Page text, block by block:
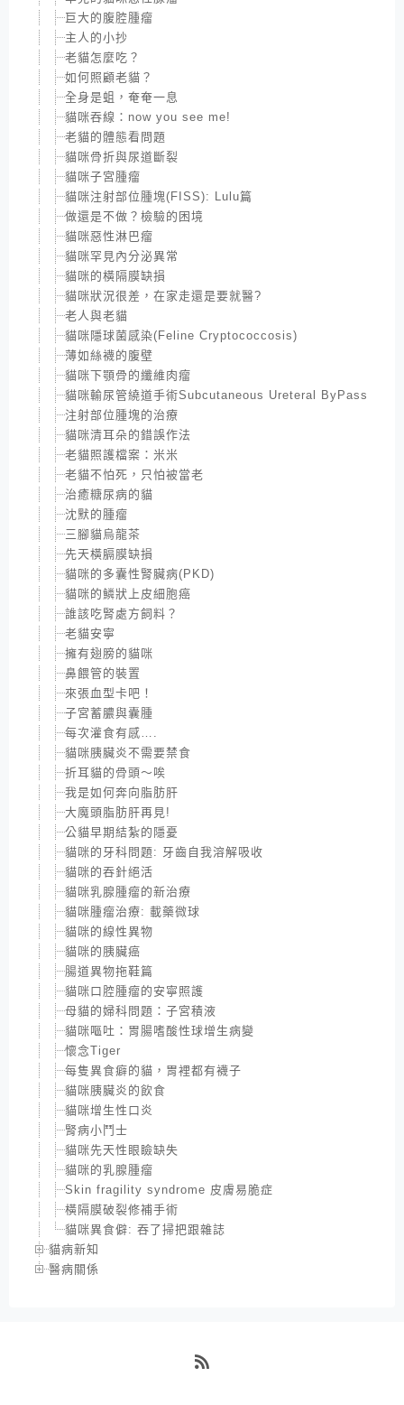
巨大的腹腔腫瘤
主人的小抄
老貓怎麼吃？
如何照顧老貓？
全身是蛆，奄奄一息
貓咪吞線：now you see me!
老貓的體態看問題
貓咪骨折與尿道斷裂
貓咪子宮腫瘤
貓咪注射部位腫塊(FISS): Lulu篇
做還是不做？檢驗的困境
貓咪惡性淋巴瘤
貓咪罕見內分泌異常
貓咪的橫隔膜缺損
貓咪狀況很差，在家走還是要就醫?
老人與老貓
貓咪隱球菌感染(Feline Cryptococcosis)
薄如絲襪的腹壁
貓咪下顎骨的纖維肉瘤
貓咪輸尿管繞道手術Subcutaneous Ureteral ByPass
注射部位腫塊的治療
貓咪清耳朵的錯誤作法
老貓照護檔案：米米
老貓不怕死，只怕被當老
治癒糖尿病的貓
沈默的腫瘤
三腳貓烏龍茶
先天橫膈膜缺損
貓咪的多囊性腎臟病(PKD)
貓咪的鱗狀上皮細胞癌
誰該吃腎處方飼料？
老貓安寧
擁有翅膀的貓咪
鼻餵管的裝置
來張血型卡吧！
子宮蓄膿與囊腫
每次灌食有感….
貓咪胰臟炎不需要禁食
折耳貓的骨頭～唉
我是如何奔向脂肪肝
大魔頭脂肪肝再見!
公貓早期結紮的隱憂
貓咪的牙科問題: 牙齒自我溶解吸收
貓咪的吞針絕活
貓咪乳腺腫瘤的新治療
貓咪腫瘤治療: 載藥微球
貓咪的線性異物
貓咪的胰臟癌
腸道異物拖鞋篇
貓咪口腔腫瘤的安寧照護
母貓的婦科問題：子宮積液
貓咪嘔吐：胃腸嗜酸性球增生病變
懷念Tiger
每隻異食癖的貓，胃裡都有襪子
貓咪胰臟炎的飲食
貓咪增生性口炎
腎病小鬥士
貓咪先天性眼瞼缺失
貓咪的乳腺腫瘤
Skin fragility syndrome 皮膚易脆症
橫隔膜破裂修補手術
貓咪異食僻: 吞了掃把跟雜誌
貓病新知
醫病關係